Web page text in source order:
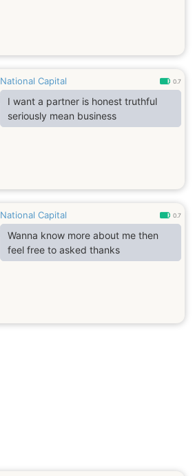
National Capital 0.7
I want a partner is honest truthful
seriously mean business
National Capital 0.7
Wanna know more about me then
feel free to asked thanks